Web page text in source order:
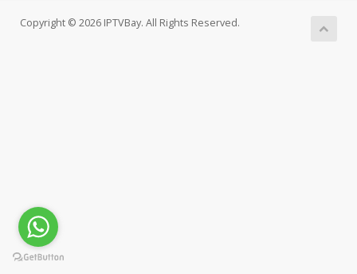
Copyright © 2026 IPTVBay. All Rights Reserved.